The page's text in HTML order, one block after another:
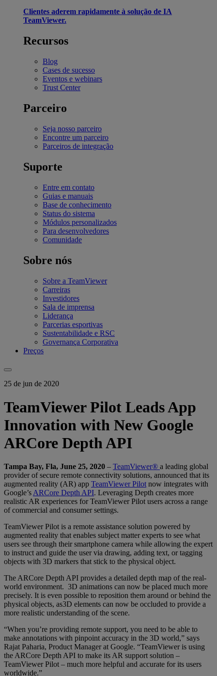
Clientes aderem rapidamente à solução de IA
TeamViewer.
Recursos
Blog
Cases de sucesso
Eventos e webinars
Trust Center
Parceiro
Seja nosso parceiro
Encontre um parceiro
Parceiros de integração
Suporte
Entre em contato
Guias e manuais
Base de conhecimento
Status do sistema
Módulos personalizados
Para desenvolvedores
Comunidade
Sobre nós
Sobre a TeamViewer
Carreiras
Investidores
Sala de imprensa
Liderança
Parcerias esportivas
Sustentabilidade e RSC
Governança Corporativa
Preços
25 de jun de 2020
TeamViewer Pilot Leads App
Innovation with New Google
ARCore Depth API
Tampa Bay, Fla, June 25, 2020 – TeamViewer® a leading global
provider of secure remote connectivity solutions, announced that its
augmented reality (AR) app TeamViewer Pilotnow integrates with
Google’sARCore Depth API. Leveraging Depth creates more
realistic AR experiences for TeamViewer Pilot users across a range
of commercial and consumer settings.
TeamViewer Pilot is a remote assistance solution powered by
augmented reality that enables subject matter experts to see what
users see through their smartphone camera while allowing the expert
to instruct and guide the user via drawing, adding text, or tagging
objects with 3D markers that stick to the physical object.
The ARCore Depth API provides a detailed depth map of the real-
world environment. 3D animations can now be placed much more
precisely. It is even possible to reposition them around or behind the
physical objects, as3D elements can now be occluded to provide a
more realistic understanding of the scene.
“When you’re providing remote support, you need to be able to
make annotations with pinpoint accuracy in the 3D world,” says
Rajat Paharia, Product Manager at Google. “TeamViewer is using
the ARCore Depth API to make its AR support solution –
TeamViewer Pilot – much more helpful and accurate for its users
worldwide.”